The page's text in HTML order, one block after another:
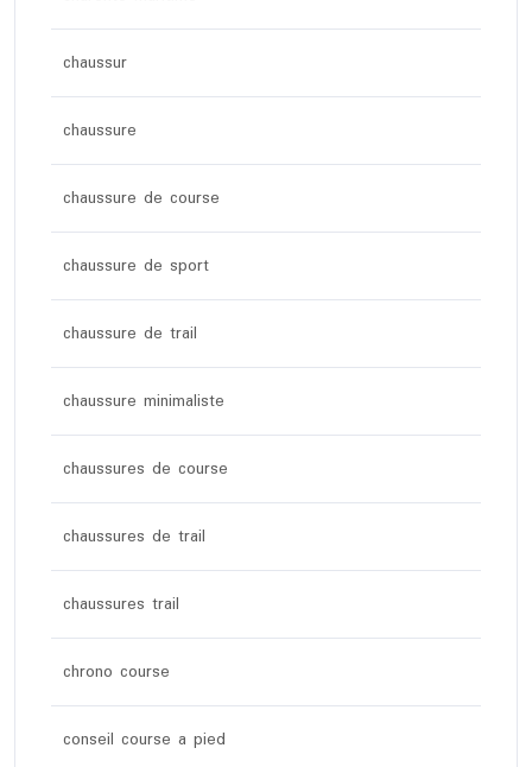
chaussur
chaussure
chaussure de course
chaussure de sport
chaussure de trail
chaussure minimaliste
chaussures de course
chaussures de trail
chaussures trail
chrono course
conseil course a pied